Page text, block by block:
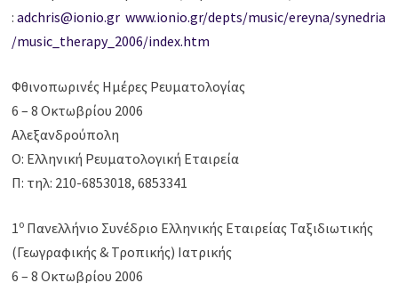
:adchris@ionio.gr www.ionio.gr/depts/music/ereyna/synedria
/music_therapy_2006/index.htm
Φθινοπωρινές Ημέρες Ρευματολογίας
6 – 8 Οκτωβρίου 2006
Αλεξανδρούπολη
Ο: Ελληνική Ρευματολογική Εταιρεία
Π: τηλ: 210-6853018, 6853341
1ο Πανελλήνιο Συνέδριο Ελληνικής Εταιρείας Ταξιδιωτικής
(Γεωγραφικής & Τροπικής) Ιατρικής
6 – 8 Οκτωβρίου 2006